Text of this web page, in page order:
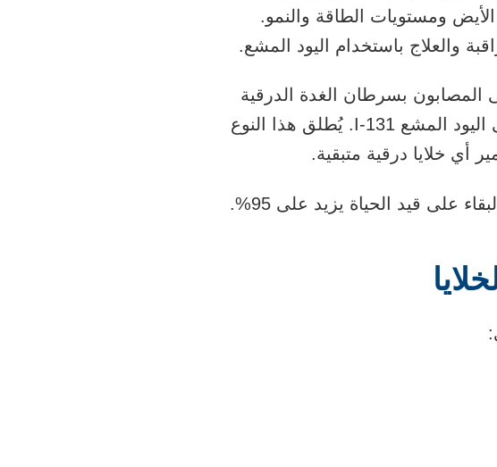
ومستويات الطاقة والنمو.
والعلاج باستخدام اليود المشع.
بسرطان الغدة الدرقية
متمايز الخلايا المتوسط وعالي الخطورة علاجًا خاصًا من اليود يُسمى اليود المشع I-131. يُطلق هذا النوع
أي خلايا درقية متبقية.
على قيد الحياة يزيد على 95%.